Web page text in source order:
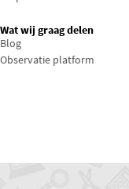
Wat wij graag delen
Blog
Observatie platform